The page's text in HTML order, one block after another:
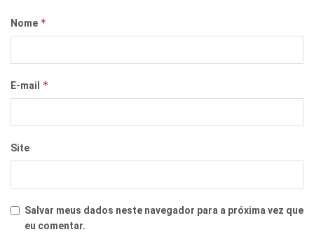
Nome *
E-mail *
Site
Salvar meus dados neste navegador para a próxima vez que
eu comentar.